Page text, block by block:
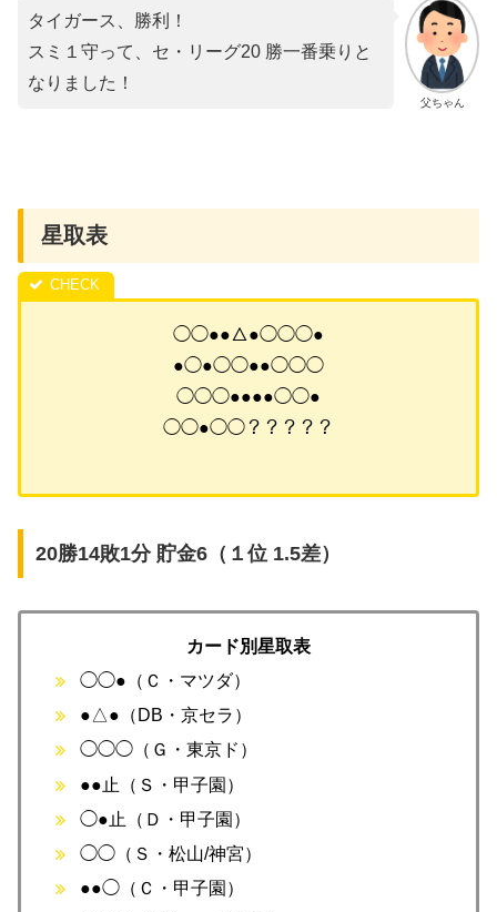
父ちゃん
タイガース、勝利！
スミ１守って、セ・リーグ20 勝一番乗りと
なりました！
星取表
◯◯●●△●◯◯◯●
●◯●◯◯●●◯◯◯
◯◯◯●●●●◯◯●
◯◯●◯◯？？？？？
20勝14敗1分 貯金6（１位 1.5差）
カード別星取表
◯◯●（Ｃ・マツダ）
●△●（DB・京セラ）
◯◯◯（Ｇ・東京ド）
●●止（Ｓ・甲子園）
◯●止（Ｄ・甲子園）
◯◯（Ｓ・松山/神宮）
●●◯（Ｃ・甲子園）